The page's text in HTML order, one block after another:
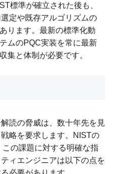
標準が確立された後も、
定や既存アルゴリズムの
ります。最新の標準化動
ムのPQC実装を常に最新
集と体制が必要です。
読の脅威は、数十年先を見
略を要求します。NISTの
の課題に対する明確な指
ィエンジニアは以下の点を